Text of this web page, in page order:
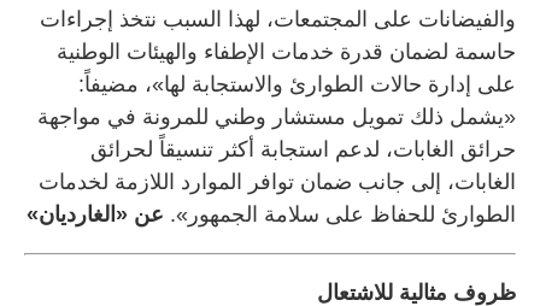
والفيضانات على المجتمعات، لهذا السبب نتخذ إجراءات
حاسمة لضمان قدرة خدمات الإطفاء والهيئات الوطنية
على إدارة حالات الطوارئ والاستجابة لها»، مضيفاً:
«يشمل ذلك تمويل مستشار وطني للمرونة في مواجهة
حرائق الغابات، لدعم استجابة أكثر تنسيقاً لحرائق
الغابات، إلى جانب ضمان توافر الموارد اللازمة لخدمات
الطوارئ للحفاظ على سلامة الجمهور». عن «الغارديان»
ظروف مثالية للاشتعال